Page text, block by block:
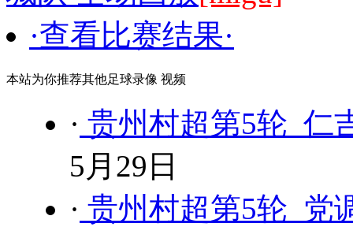
·查看比赛结果·
本站为你推荐其他足球录像 视频
· 贵州村超第5轮 仁
5月29日
· 贵州村超第5轮 党